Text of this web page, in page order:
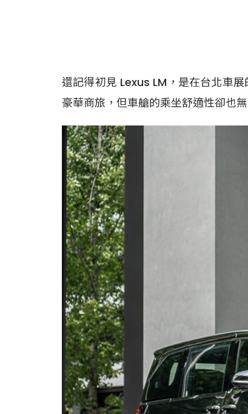
還記得初見 Lexus LM，是在台北車
豪華商旅，但車艙的乘坐舒適性卻也